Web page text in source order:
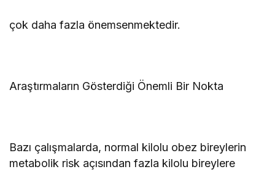
çok daha fazla önemsenmektedir.
Araştırmaların Gösterdiği Önemli Bir Nokta
Bazı çalışmalarda, normal kilolu obez bireylerin
metabolik risk açısından fazla kilolu bireylere